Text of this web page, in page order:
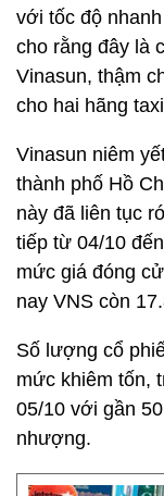
với tốc độ
cho rằng đây là
Vinasun, thậm
cho hai hãng
Vinasun niêm
thành phố Hồ
này đã liên tục
tiếp từ 04/10
mức giá đóng
nay VNS còn
Số lượng cổ
mức khiêm tốn,
05/10 với gần
nhượng.